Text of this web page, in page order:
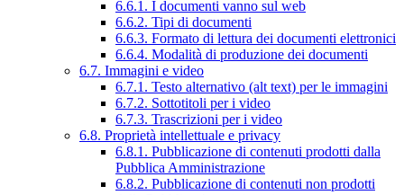
6.6.1. I documenti vanno sul web
6.6.2. Tipi di documenti
6.6.3. Formato di lettura dei documenti elettronici
6.6.4. Modalità di produzione dei documenti
6.7. Immagini e video
6.7.1. Testo alternativo (alt text) per le immagini
6.7.2. Sottotitoli per i video
6.7.3. Trascrizioni per i video
6.8. Proprietà intellettuale e privacy
6.8.1. Pubblicazione di contenuti prodotti dalla
Pubblica Amministrazione
6.8.2. Pubblicazione di contenuti non prodotti